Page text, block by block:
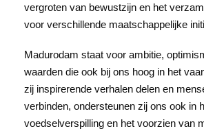
vergroten van bewustzijn en het
voor verschillende maatschappelijke
Madurodam staat voor ambitie,
waarden die ook bij ons hoog in het
zij inspirerende verhalen delen en
verbinden, ondersteunen zij ons ook in
voedselverspilling en het voorzien van